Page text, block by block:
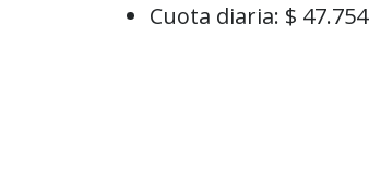
Cuota diaria: $ 47.754